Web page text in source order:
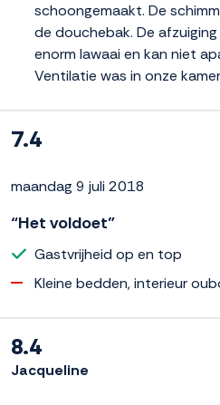
schoongemaakt. De
de douchebak. De
enorm lawaai en kan niet
Ventilatie was in onze
7.4
maandag 9 juli 2018
“Het voldoet”
Gastvrijheid op en top
Kleine bedden, interieur
8.4
Jacqueline